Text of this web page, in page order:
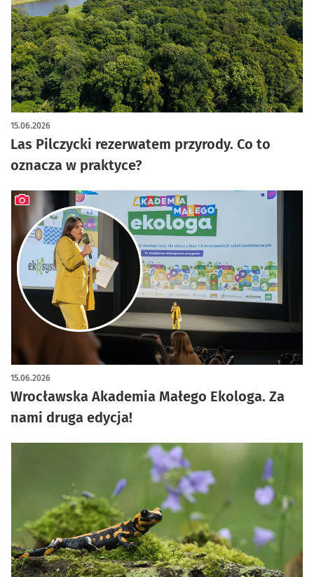
Las Pilczycki rezerwatem przyrody. Co to
oznacza w praktyce?
15.06.2026
artykuł z galerią zdjęć
Wrocławska Akademia Małego Ekologa. Za
nami druga edycja!
15.06.2026
artykuł z galerią zdjęć